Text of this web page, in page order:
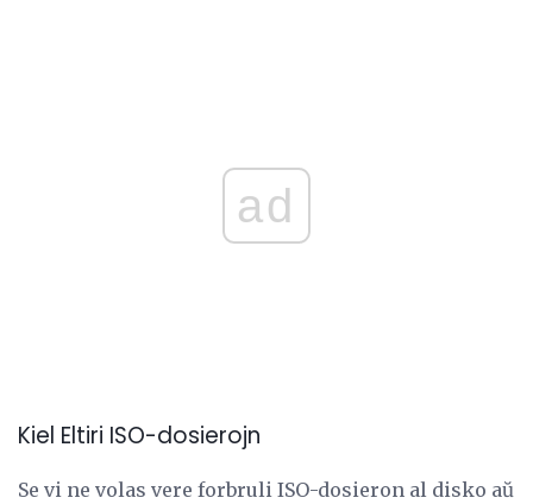
ad
Kiel Eltiri ISO-dosierojn
Se vi ne volas vere forbruli ISO-dosieron al disko aŭ